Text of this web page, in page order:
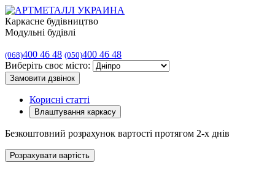
Каркасне будівництво
Модульні будівлі
(068)400 46 48 (050)400 46 48
Виберіть своє місто:
Замовити дзвінок
Корисні статті
Влаштування каркасу
Безкоштовний розрахунок вартості протягом 2-х днів
Розрахувати вартість